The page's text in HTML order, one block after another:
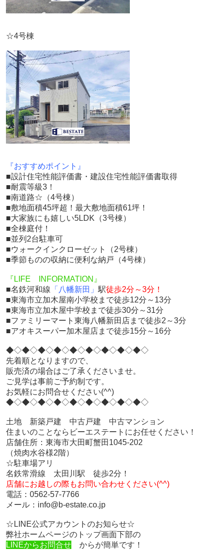
☆4号棟
『おすすめポイント』
■設計住宅性能評価書・建設住宅性能評価書取得
■耐震等級3！
■南道路☆（4号棟）
■敷地面積45坪超！最大敷地面積61坪！
■大家族にも嬉しい5LDK（3号棟）
■全棟庭付！
■並列2台駐車可
■ウォークインクローゼット（2号棟）
■季節ものの収納に便利な納戸（4号棟）
『LIFE INFORMATION』
■名鉄河和線 「八幡新田」 駅徒歩2分～3分！
■東海市立加木屋南小学校まで徒歩12分～13分
■東海市立加木屋中学校まで徒歩30分～31分
■ファミリーマート東海八幡新田店まで徒歩2～3分
■アオキスーパー加木屋店まで徒歩15分～16分
◆◇◆◇◆◇◆◇◆◇◆◇◆◇◆◇◆◇
先着順となりますので、
販売済の場合はご了承くださいませ。
ご見学は事前ご予約制です。
お気軽にお問合せください(^^)
◆◇◆◇◆◇◆◇◆◇◆◇◆◇◆◇◆◇
土地 新築戸建 中古戸建 中古マンション
住まいのことならビーエステートにお任せください！
店舗住所：東海市大田町蟹田1045-202
（焼肉水谷様2階）
☆駐車場アリ
名鉄常滑線 太田川駅 徒歩2分！
店舗にお越しの際もお問い合わせください(^^)
電話：0562-57-7766
メール：info@b-estate.co.jp
☆LINE公式アカウントのお知らせ☆
弊社ホームページのトップ画面下部の
LINEからお問合せからが簡単です！